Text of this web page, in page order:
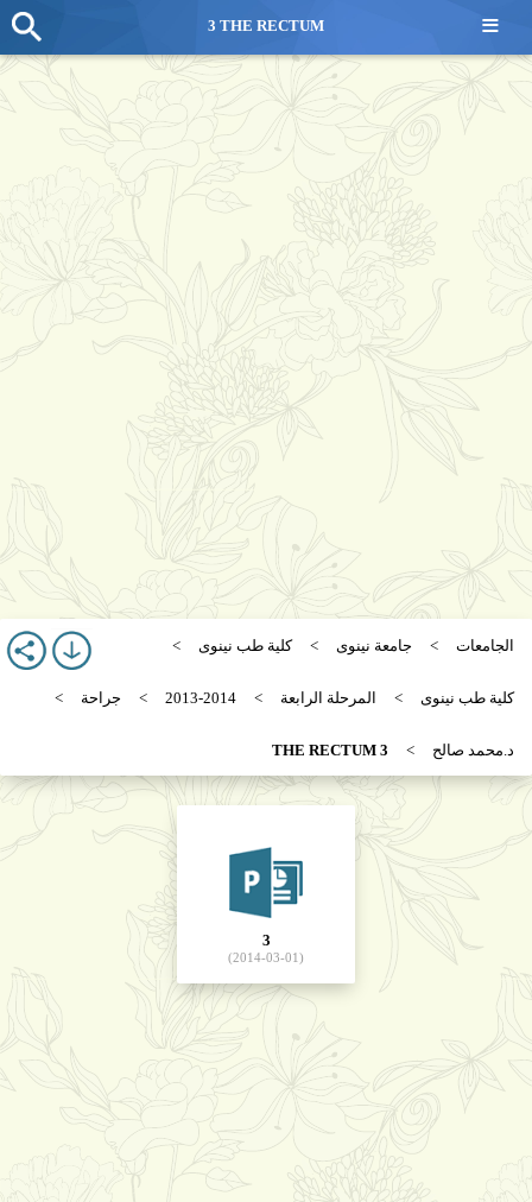
الجامعات جامعة نينوى كلية طب نينوى
كلية طب نينوى المرحلة الرابعة 2013-2014 جراحة
د.محمد صالح 3 THE RECTUM
3
(2014-03-01)
≡
3 THE RECTUM